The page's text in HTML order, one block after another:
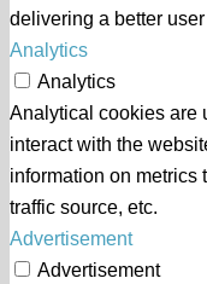
delivering a better
Analytics
Analytics
Analytical cookies are
interact with the
information on metrics
traffic source, etc.
Advertisement
Advertisement